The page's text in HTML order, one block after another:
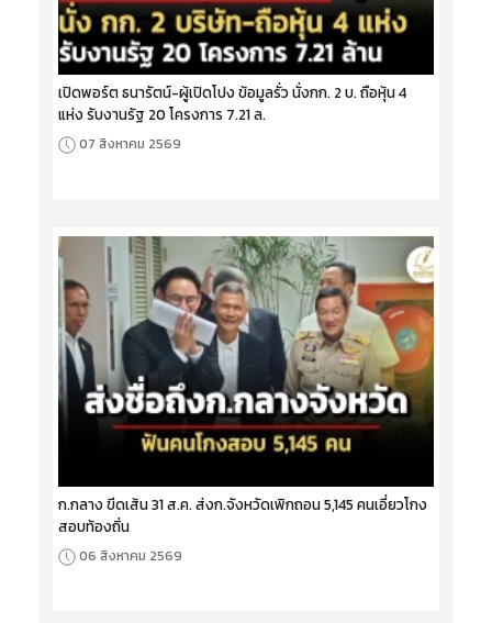
เปิดพอร์ต ธนารัตน์-ผู้เปิดโปง ข้อมูลรั่ว นั่งกก. 2 บ. ถือหุ้น 4
แห่ง รับงานรัฐ 20 โครงการ 7.21 ล.
07 สิงหาคม 2569
ก.กลาง ขีดเส้น 31 ส.ค. ส่งก.จังหวัดเพิกถอน 5,145 คนเอี่ยวโกง
สอบท้องถิ่น
06 สิงหาคม 2569